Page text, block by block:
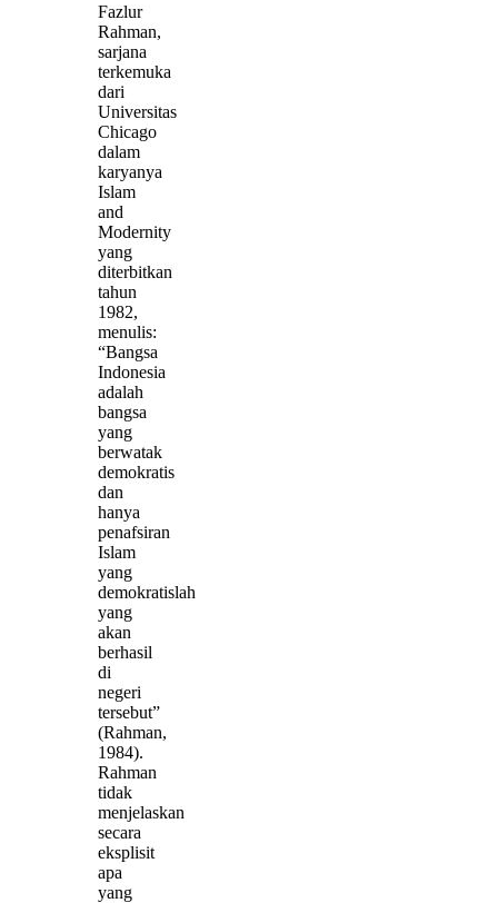
Fazlur
Rahman,
sarjana
terkemuka
dari
Universitas
Chicago
dalam
karyanya
Islam
and
Modernity
yang
diterbitkan
tahun
1982,
menulis:
“Bangsa
Indonesia
adalah
bangsa
yang
berwatak
demokratis
dan
hanya
penafsiran
Islam
yang
demokratislah
yang
akan
berhasil
di
negeri
tersebut”
(Rahman,
1984).
Rahman
tidak
menjelaskan
secara
eksplisit
apa
yang